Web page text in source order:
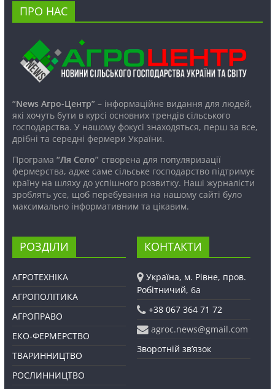
ПРО НАС
“News Агро-Центр”– інформаційне видання для людей,
які хочуть бути в курсі основних трендів сільського
господарства. У нашому фокусі знаходяться, перш за все,
дрібні та середні фермери України.
Програма “Ля Село”створена для популяризації
фермерства, адже саме сільське господарство підтримує
країну на шляху до успішного розвитку. Наші журналісти
зроблять усе, щоб перебування на нашому сайті було
максимально інформативним та цікавим.
РОЗДІЛИ
АГРОТЕХНІКА
АГРОПОЛІТИКА
АГРОПРАВО
ЕКО-ФЕРМЕРСТВО
ТВАРИННИЦТВО
РОСЛИННИЦТВО
КОНТАКТИ
Україна, м. Рівне, пров.
Робітничий, 6а
+38 067 364 71 72
agroc.news@gmail.com
Зворотній зв’язок